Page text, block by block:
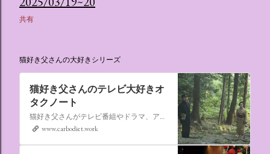
共有
猫好き父さんの大好きシリーズ
猫好き父さんのテレビ大好きオ
タクノート
猫好き父さんがテレビ番組やドラマ、アニメ、特撮ヒーロー,そしてダイエットについて書いたブログです。
www.carbodiet.work